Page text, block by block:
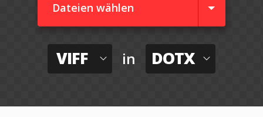
Dateien wählen
VIFF in DOTX